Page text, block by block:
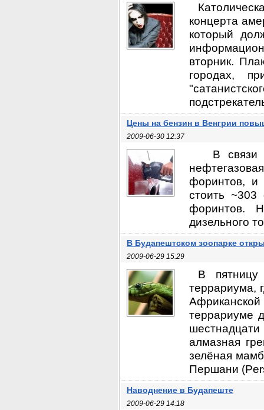
концерта
который
вторник.
городах,
Цены на бензин в Венгрии
2009-06-30 12:37
В связи
форинтов, и
стоить
форинтов.
дизельного
В Будапештском зоопарке
2009-06-29 15:29
В пятницу
террариума,
террариуме
алмазная
зелёная
Першани
Наводнение в Будапеште
2009-06-29 14:18